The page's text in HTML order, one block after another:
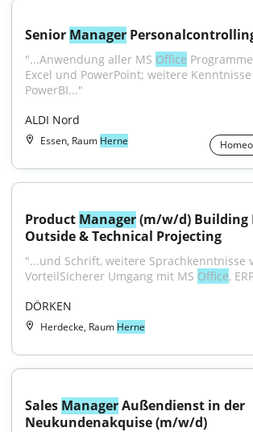
Senior Manager
"...Anwendung aller MS Office
Excel und PowerPoint; weitere Kenntnisse
PowerBI..."
ALDI Nord
Essen, Raum Herne
Product Manager (m/w/d) Building
Outside & Technical Projecting
"...und Schrift, weitere Sprachkenntnisse
VorteilSicherer Umgang mit MS Office,
DÖRKEN
Herdecke, Raum Herne
Sales Manager Außendienst in der
Neukundenakquise (m/w/d)